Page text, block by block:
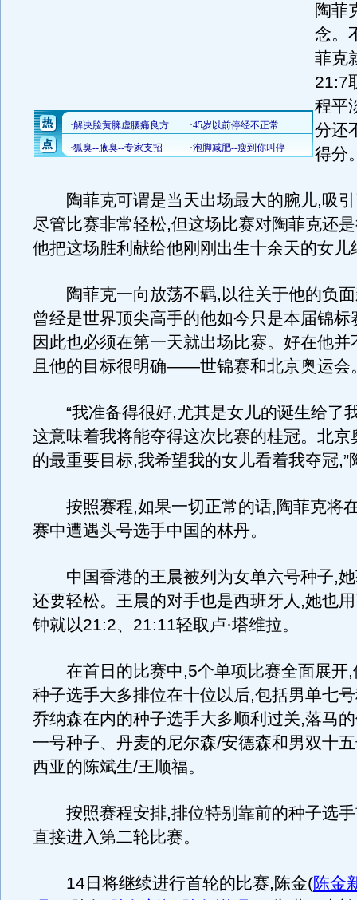
陶菲
念。
菲克
21:7
程平
分还
得分
陶菲克可谓是当天出场最大的腕儿,吸引
尽管比赛非常轻松,但这场比赛对陶菲克还
他把这场胜利献给他刚刚出生十余天的女儿
陶菲克一向放荡不羁,以往关于他的负面
曾经是世界顶尖高手的他如今只是本届锦标
因此也必须在第一天就出场比赛。好在他并
且他的目标很明确——世锦赛和北京奥运会
“我准备得很好,尤其是女儿的诞生给了
这意味着我将能夺得这次比赛的桂冠。北京
的最重要目标,我希望我的女儿看着我夺冠,”
按照赛程,如果一切正常的话,陶菲克将
赛中遭遇头号选手中国的林丹。
中国香港的王晨被列为女单六号种子,她
还要轻松。王晨的对手也是西班牙人,她也
钟就以21:2、21:11轻取卢·塔维拉。
在首日的比赛中,5个单项比赛全面展开,
种子选手大多排位在十位以后,包括男单七
乔纳森在内的种子选手大多顺利过关,落马
一号种子、丹麦的尼尔森/安德森和男双十
西亚的陈斌生/王顺福。
按照赛程安排,排位特别靠前的种子选手
直接进入第二轮比赛。
14日将继续进行首轮的比赛,陈金(陈金